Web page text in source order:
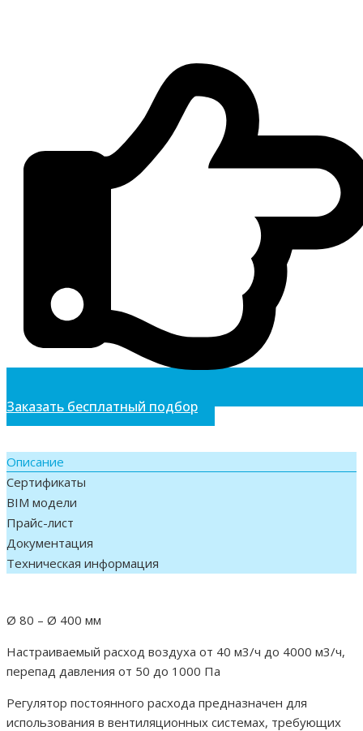
Заказать бесплатный подбор
Описание
Сертификаты
BIM модели
Прайс-лист
Документация
Техническая информация
Ø 80 – Ø 400 мм
Настраиваемый расход воздуха от 40 м3/ч до 4000 м3/ч,
перепад давления от 50 до 1000 Па
Регулятор постоянного расхода предназначен для
использования в вентиляционных системах, требующих